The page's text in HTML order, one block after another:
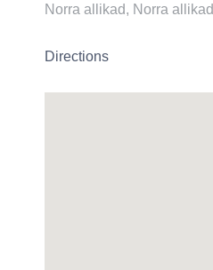
Norra allikad, Norra allikad
Directions